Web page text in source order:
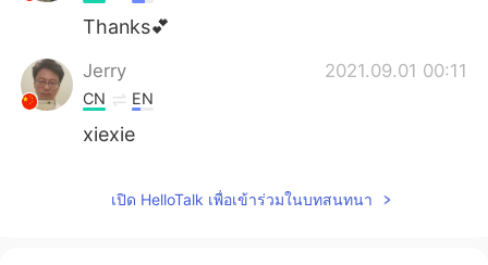
Thanks💕
Jerry 2021.09.01 00:11
CN EN
xiexie
เปิด HelloTalk เพื่อเข้าร่วมในบทสนทนา